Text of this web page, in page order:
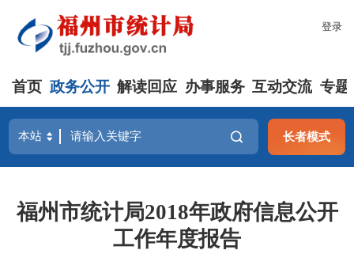
登录
首页 政务公开 解读回应 办事服务 互动交流 专题
长者模式
福州市统计局2018年政府信息公开
工作年度报告